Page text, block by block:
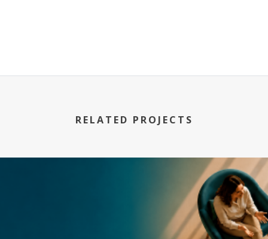
RELATED PROJECTS